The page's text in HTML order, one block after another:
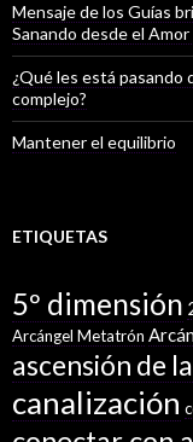
Mensaje de los Guías
Sanando desde el
¿Qué les está pasando
complejo?
Mantener el equilibrio
ETIQUETAS
5º dimensión
Arcángel Metatrón
ascensión de
canalización